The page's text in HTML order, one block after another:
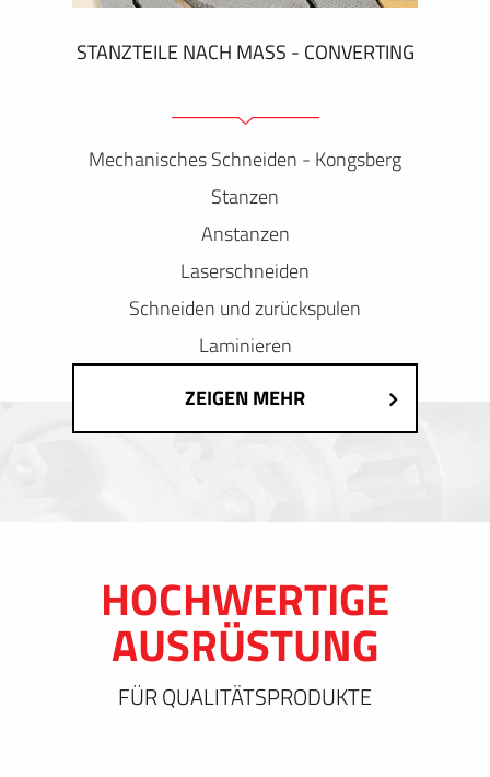
STANZTEILE NACH MASS - CONVERTING
Mechanisches Schneiden - Kongsberg
Stanzen
Anstanzen
Laserschneiden
Schneiden und zurückspulen
Laminieren
ZEIGEN MEHR
HOCHWERTIGE
AUSRÜSTUNG
FÜR QUALITÄTSPRODUKTE